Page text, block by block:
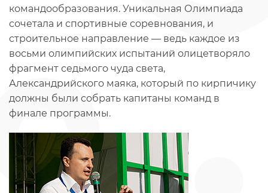
командообразования. Уникальная Олимпиада
сочетала и спортивные соревнования, и
строительное направление — ведь каждое из
восьми олимпийских испытаний олицетворяло
фрагмент седьмого чуда света,
Александрийского маяка, который по кирпичику
должны были собрать капитаны команд в
финале программы.